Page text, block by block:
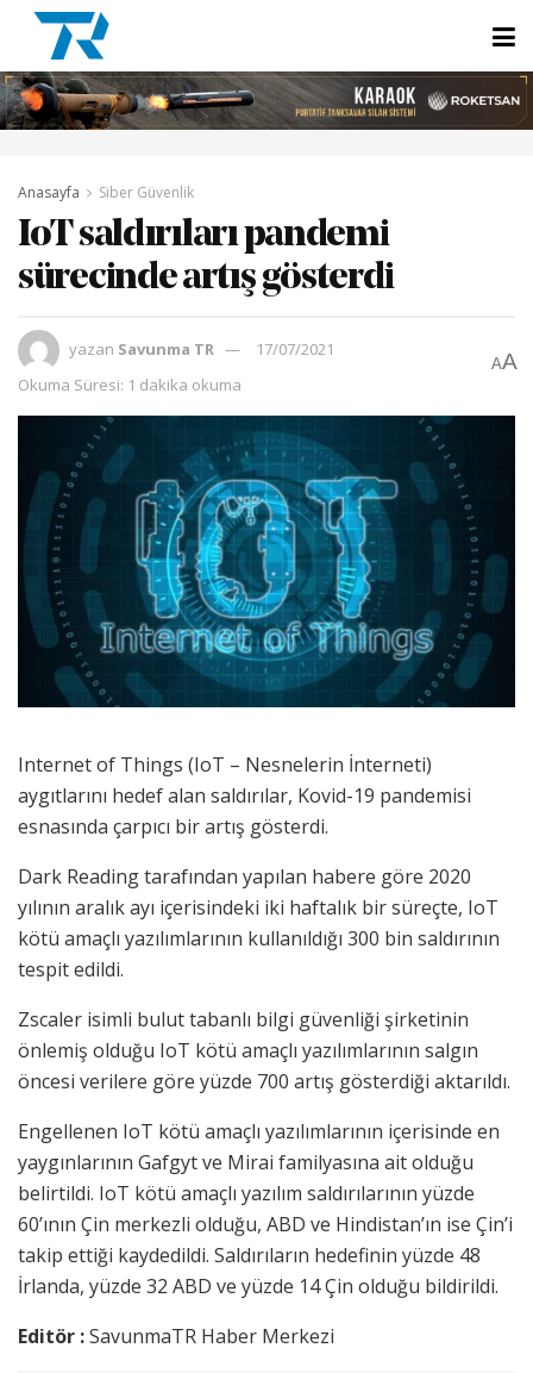
Anasayfa Siber Güvenlik
IoT saldırıları pandemi
sürecinde artış gösterdi
yazan Savunma TR
17/07/2021
Okuma Süresi: 1 dakika okuma
AA
Internet of Things (IoT – Nesnelerin İnterneti)
aygıtlarını hedef alan saldırılar, Kovid-19 pandemisi
esnasında çarpıcı bir artış gösterdi.
Dark Reading tarafından yapılan habere göre 2020
yılının aralık ayı içerisindeki iki haftalık bir süreçte, IoT
kötü amaçlı yazılımlarının kullanıldığı 300 bin saldırının
tespit edildi.
Zscaler isimli bulut tabanlı bilgi güvenliği şirketinin
önlemiş olduğu IoT kötü amaçlı yazılımlarının salgın
öncesi verilere göre yüzde 700 artış gösterdiği aktarıldı.
Engellenen IoT kötü amaçlı yazılımlarının içerisinde en
yaygınlarının Gafgyt ve Mirai familyasına ait olduğu
belirtildi. IoT kötü amaçlı yazılım saldırılarının yüzde
60’ının Çin merkezli olduğu, ABD ve Hindistan’ın ise Çin’i
takip ettiği kaydedildi. Saldırıların hedefinin yüzde 48
İrlanda, yüzde 32 ABD ve yüzde 14 Çin olduğu bildirildi.
Editör :SavunmaTR Haber Merkezi